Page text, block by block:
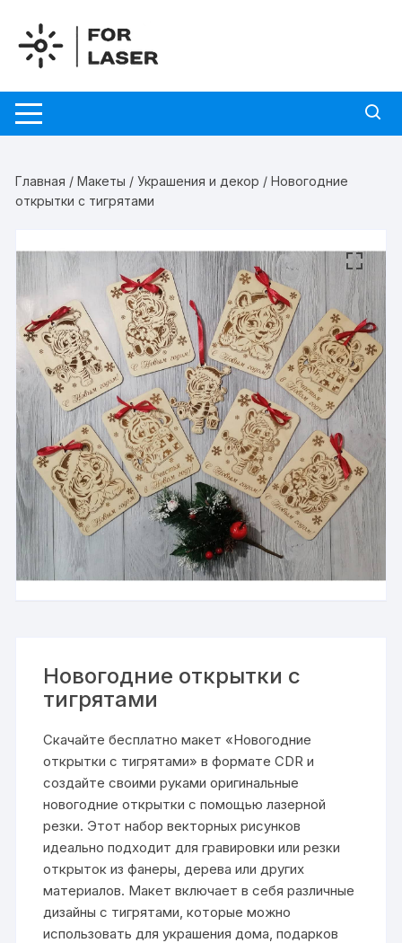
содержимому
Главная /Макеты /Украшения и декор / Новогодние
открытки с тигрятами
Новогодние открытки с
тигрятами
Скачайте бесплатно макет «Новогодние
открытки с тигрятами» в формате CDR и
создайте своими руками оригинальные
новогодние открытки с помощью лазерной
резки. Этот набор векторных рисунков
идеально подходит для гравировки или резки
открыток из фанеры, дерева или других
материалов. Макет включает в себя различные
дизайны с тигрятами, которые можно
использовать для украшения дома, подарков